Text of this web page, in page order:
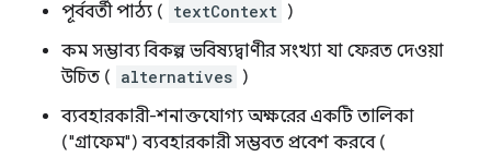
পূর্ববর্তী পাঠ্য ( textContext )
কম সম্ভাব্য বিকল্প ভবিষ্যদ্বাণীর সংখ্যা যা ফেরত দেওয়া
উচিত ( alternatives )
ব্যবহারকারী-শনাক্তযোগ্য অক্ষরের একটি তালিকা
("গ্রাফেম") ব্যবহারকারী সম্ভবত প্রবেশ করবে (